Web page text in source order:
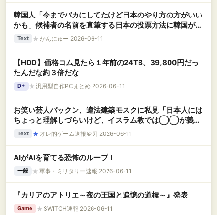
韓国人「今までバカにしてたけど日本のやり方の方がいい
かも」候補者の名前を直筆する日本の投票方法に韓国が興
味津々
Text ★ かんにゅー 2026-06-11
【HDD】価格コム見たら１年前の24TB、39,800円だっ
たんだな約３倍だな
D+ ★ 汎用型自作PCまとめ 2026-06-11
お笑い芸人パックン、違法建築モスクに私見「日本人には
ちょっと理解しづらいけど、イスラム教では◯◯が義務
なんですよ」→ツッコミ殺到へ
Text ★ オレ的ゲーム速報＠刃 2026-06-11
AIがAIを育てる恐怖のループ！
一般 ★ 軍事・ミリタリー速報 2026-06-11
『カリアのアトリエ～夜の王国と追憶の道標～』発表
Game ★ SWITCH速報 2026-06-11